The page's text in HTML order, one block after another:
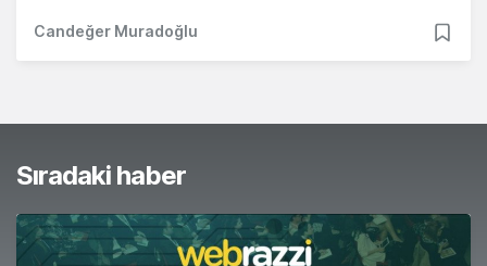
Candeğer Muradoğlu
Sıradaki haber